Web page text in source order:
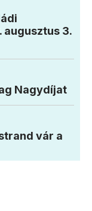
augusztus 3.
Nagydíjat
vár a